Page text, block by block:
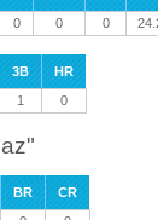
0 0 0
3B
HR
1 0
BR
CR